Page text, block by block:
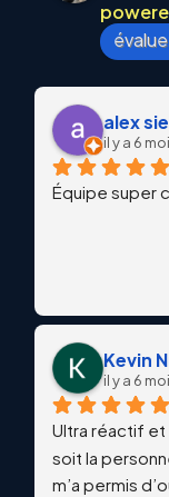
alex
il y a 6
Équipe super
Kevin
il y a 6
Ultra réactif
soit la
m’a permis